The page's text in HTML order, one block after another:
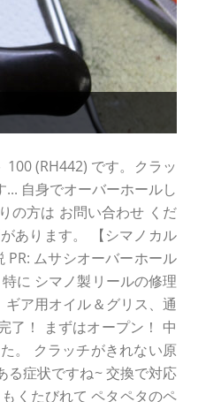
(RH442) です。クラッ
自身でオーバーホールし
の方は お問い合わせ くだ
あります。 【シマノカル
PR: ムサシオーバーホール
に シマノ製リールの修理
ア用オイル＆グリス、通
了！ まずはオープン！ 中
。 クラッチがきれない原
る症状ですね~ 交換で対応
くたびれて ペタペタのペ